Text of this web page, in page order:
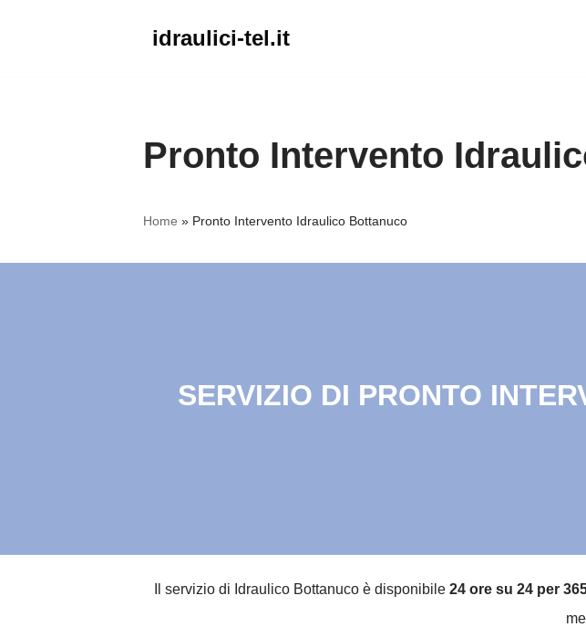
idraulici-tel.it
Home » Pronto Intervento Idraulico Bottanuco
Pronto Intervento
SERVIZIO DI PRONTO
Il servizio di Idraulico Bottanuco è disponibile 24 ore su 24 per